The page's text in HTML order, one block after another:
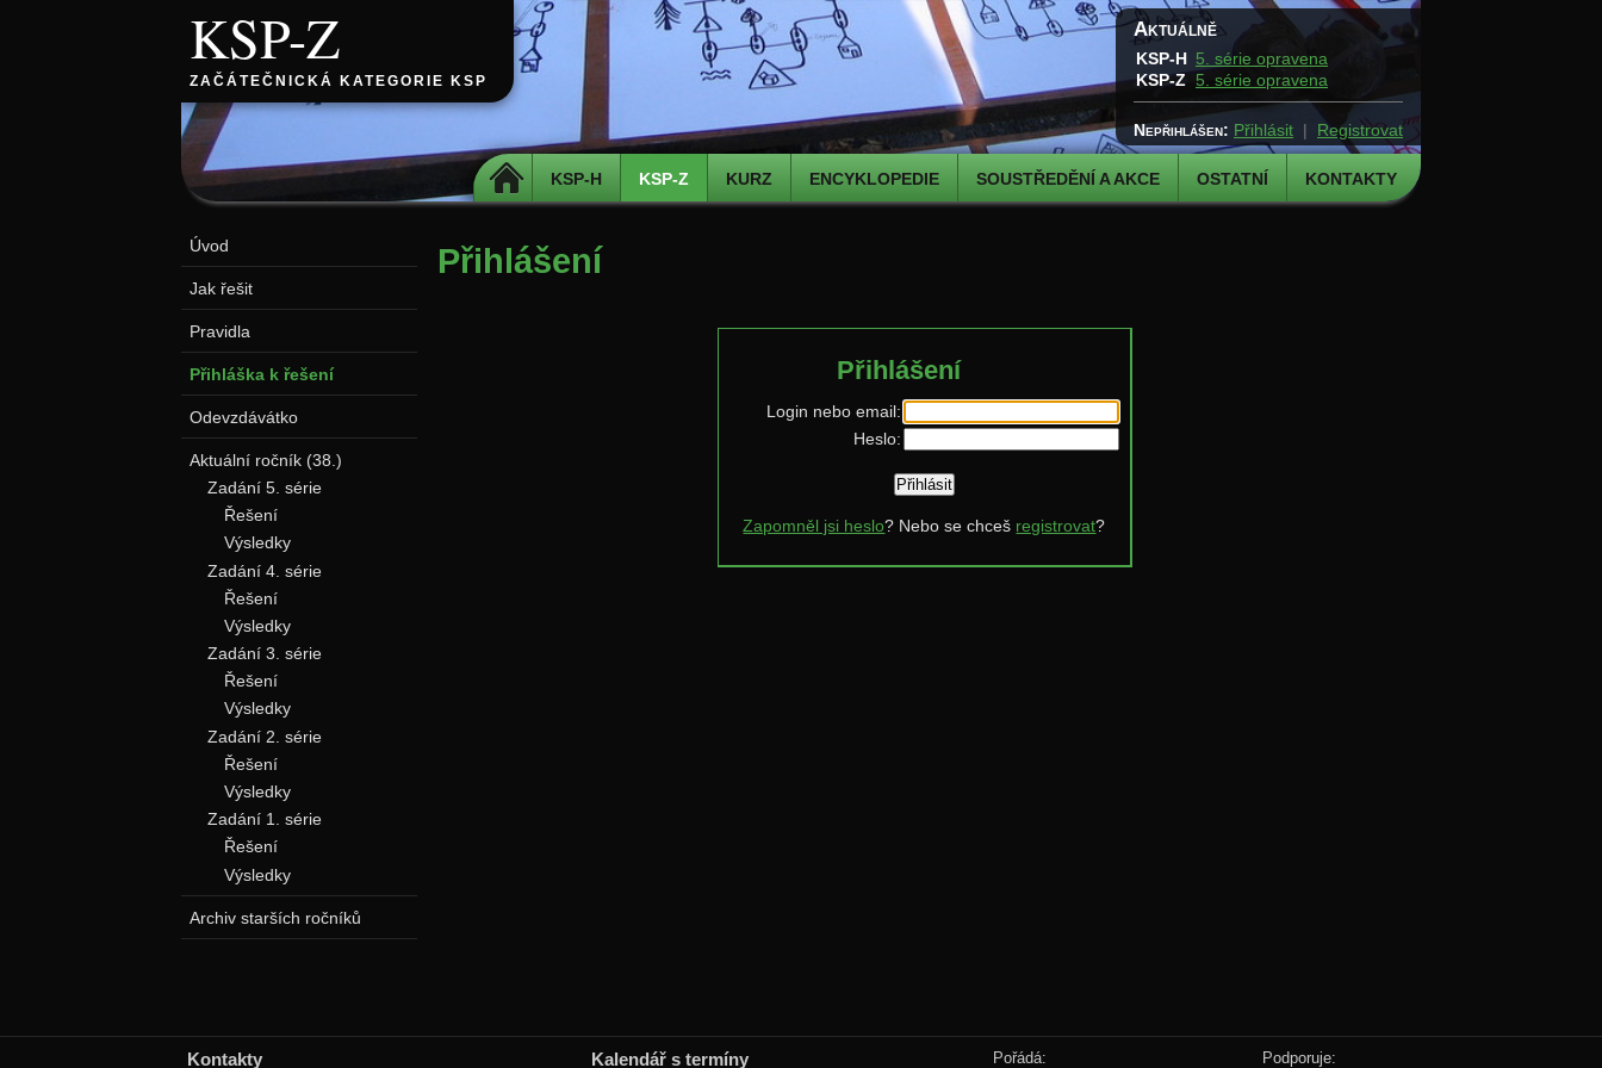
KSP-Z
ZAČÁTEČNICKÁ KATEGORIE KSP
DOMŮ KSP-H KSP-Z KURZ ENCYKLOPEDIE SOUSTŘEDĚNÍ A AKCE OSTATNÍ KONTAKTY
Aktuálně
KSP-H 5. série opravena
KSP-Z
5. série opravena
Nepřihlášen: Přihlásit | Registrovat
Přihlášení
Přihlášení
Login nebo email:
Heslo:
Zapomněl jsi heslo? Nebo se chceš registrovat?
Úvod
Jak řešit
Pravidla
Přihláška k řešení
Odevzdávátko
Aktuální ročník (38.)
Zadání 5. série
Řešení
Výsledky
Zadání 4. série
Řešení
Výsledky
Zadání 3. série
Řešení
Výsledky
Zadání 2. série
Řešení
Výsledky
Zadání 1. série
Řešení
Výsledky
Archiv starších ročníků
Kontakty Kalendář s termíny Pořádá: Podporuje: